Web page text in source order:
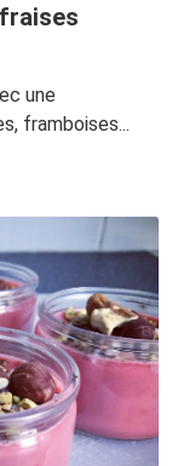
une
framboises...